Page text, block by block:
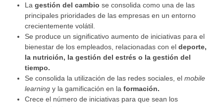
La gestión del cambio se consolida como una de las
principales prioridades de las empresas en un entorno
crecientemente volátil.
Se produce un significativo aumento de iniciativas para el
bienestar de los empleados, relacionadas con el deporte,
la nutrición, la gestión del estrés o la gestión del
tiempo.
Se consolida la utilización de las redes sociales, el mobile
learning y la gamificación en la formación.
Crece el número de iniciativas para que sean los